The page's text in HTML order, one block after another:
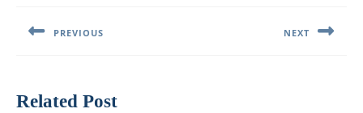
записям
PREVIOUS NEXT
Related Post